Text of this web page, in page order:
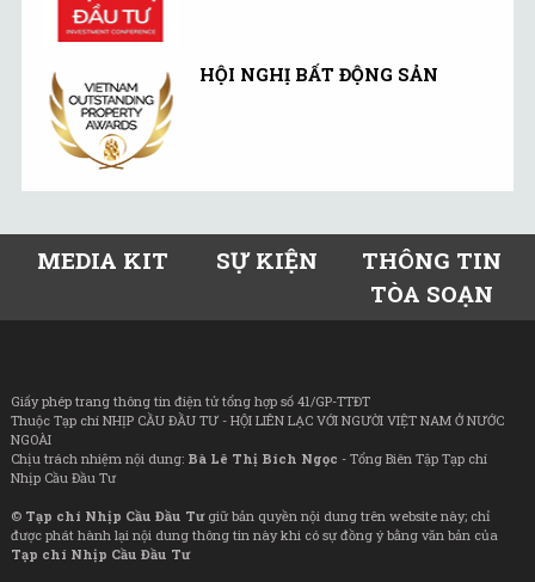
HỘI NGHỊ BẤT ĐỘNG SẢN
MEDIA KIT SỰ KIỆN
THÔNG TIN
TÒA SOẠN
Giấy phép trang thông tin điện tử tổng hợp số 41/GP-TTĐT
Thuộc Tạp chí NHỊP CẦU ĐẦU TƯ - HỘI LIÊN LẠC VỚI NGƯỜI VIỆT NAM Ở NƯỚC
NGOÀI
Chịu trách nhiệm nội dung: Bà Lê Thị Bích Ngọc - Tổng Biên Tập Tạp chí
Nhịp Cầu Đầu Tư
© Tạp chí Nhịp Cầu Đầu Tưgiữ bản quyền nội dung trên website này; chỉ
được phát hành lại nội dung thông tin này khi có sự đồng ý bằng văn bản của
Tạp chí Nhịp Cầu Đầu Tư